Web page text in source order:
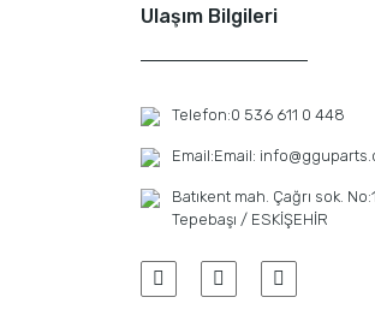
Ulaşım Bilgileri
Telefon:0 536 611 0 448
Email:Email:
Batıkent mah. Çağrı sok.
Tepebaşı / ESKİŞEHİR